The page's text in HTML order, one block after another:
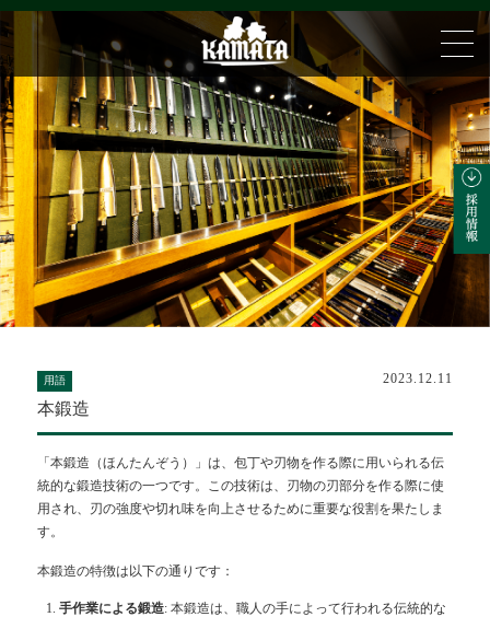
用語 2023.12.11
本鍛造
「本鍛造（ほんたんぞう）」は、包丁や刃物を作る際に用いられる伝
統的な鍛造技術の一つです。この技術は、刃物の刃部分を作る際に使
用され、刃の強度や切れ味を向上させるために重要な役割を果たしま
す。
本鍛造の特徴は以下の通りです：
手作業による鍛造: 本鍛造は、職人の手によって行われる伝統的な